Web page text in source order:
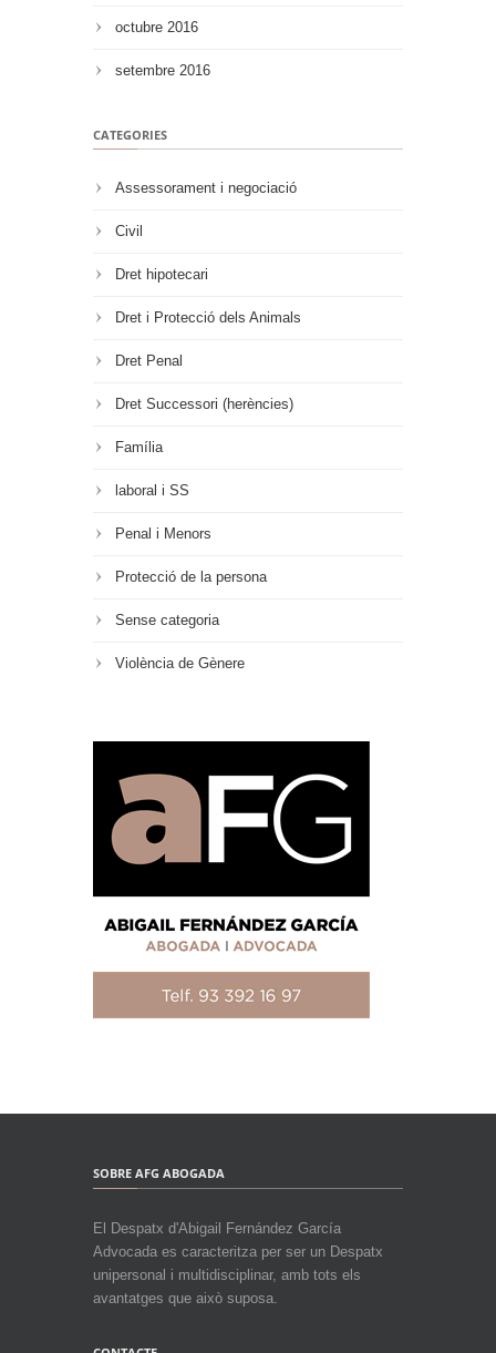
octubre 2016
setembre 2016
CATEGORIES
Assessorament i negociació
Civil
Dret hipotecari
Dret i Protecció dels Animals
Dret Penal
Dret Successori (herències)
Família
laboral i SS
Penal i Menors
Protecció de la persona
Sense categoria
Violència de Gènere
SOBRE AFG ABOGADA
El Despatx d'Abigail Fernández García
Advocada es caracteritza per ser un Despatx
unipersonal i multidisciplinar, amb tots els
avantatges que això suposa.